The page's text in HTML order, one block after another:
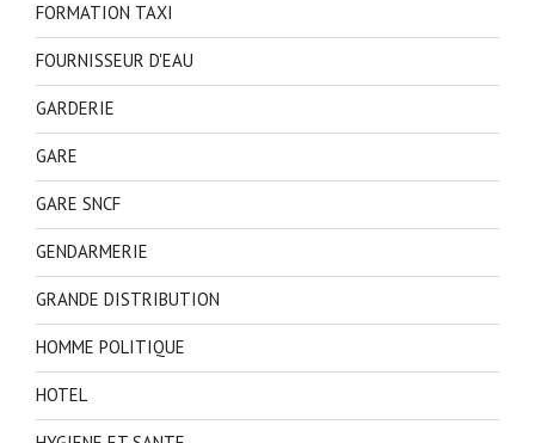
FORMATION TAXI
FOURNISSEUR D'EAU
GARDERIE
GARE
GARE SNCF
GENDARMERIE
GRANDE DISTRIBUTION
HOMME POLITIQUE
HOTEL